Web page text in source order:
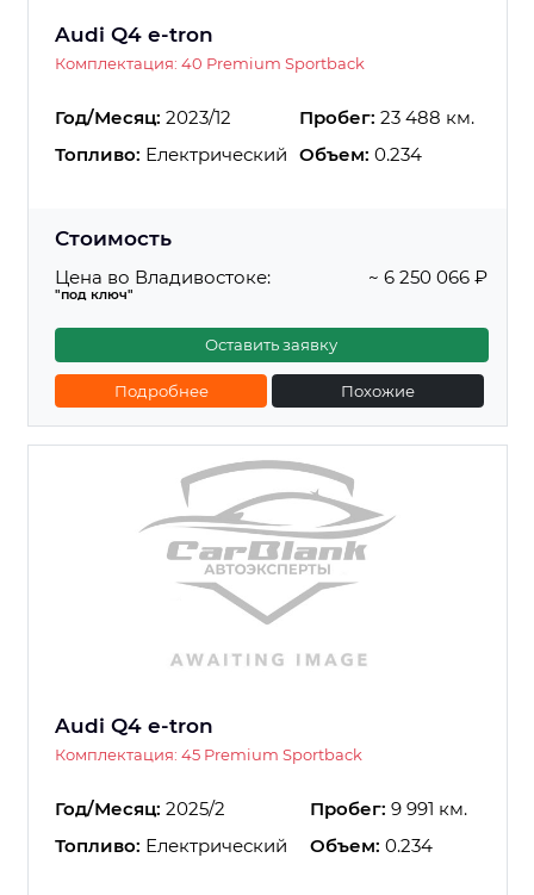
Audi Q4 e-tron
Комплектация: 40 Premium Sportback
Год/Месяц: 2023/12 Пробег: 23 488 км.
Топливо: Електрический Объем: 0.234
Стоимость
Цена во Владивостоке:
"под ключ"
~ 6 250 066 ₽
Оставить заявку
Подробнее Похожие
Audi Q4 e-tron
Комплектация: 45 Premium Sportback
Год/Месяц: 2025/2 Пробег: 9 991 км.
Топливо: Електрический Объем: 0.234